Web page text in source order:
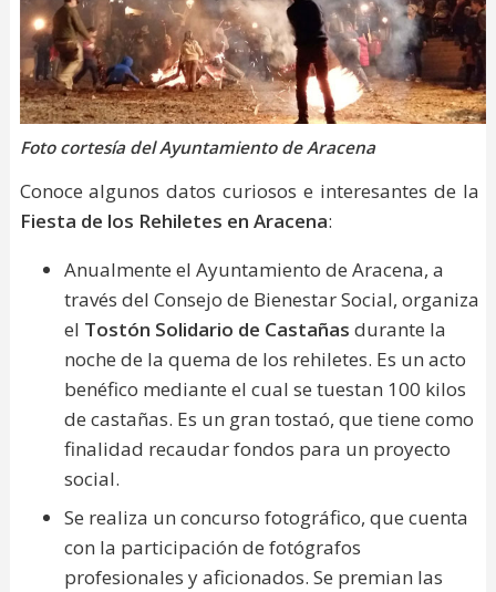
Foto cortesía del Ayuntamiento de Aracena
Conoce algunos datos curiosos e interesantes de la
Fiesta de los Rehiletes en Aracena:
Anualmente el Ayuntamiento de Aracena, a
través del Consejo de Bienestar Social, organiza
el Tostón Solidario de Castañas durante la
noche de la quema de los rehiletes. Es un acto
benéfico mediante el cual se tuestan 100 kilos
de castañas. Es un gran tostaó, que tiene como
finalidad recaudar fondos para un proyecto
social.
Se realiza un concurso fotográfico, que cuenta
con la participación de fotógrafos
profesionales y aficionados. Se premian las